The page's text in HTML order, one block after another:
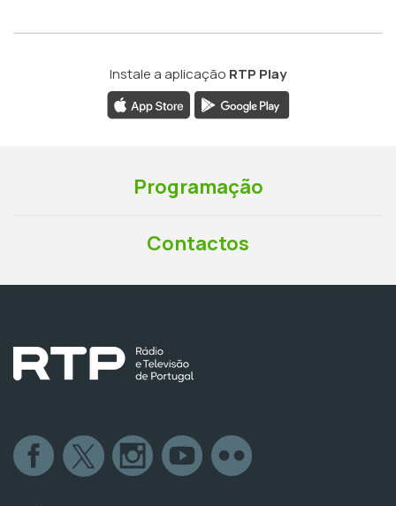
Instale a aplicação RTP Play
Programação
Contactos